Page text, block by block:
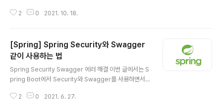
것이고, Build..
방법에 대해서는 다루지 않을 것이라 혹시 알고 싶다면 여
arter-aws:2.0.1.RELEASE") Spring boot는 gradle
기반으로 사용할 것이기 때문에 위의 의존성을 build.gra
dle에 추가하겠습니다. @Service class S3Service(
private val s3Client: AmazonS3Client ) { @Value
("\${cloud.a..
2 0 2021. 10. 18.
[Spring] Spring Security와 Swagger
같이 사용하는 법
Spring Security Swagger 에러 해결 이번 글에서는 S
pring Boot에서 Security와 Swagger를 사용하면서
로젝트를 진행하면서 특정 URI로 시작하는 것이 아니라면
2 0 2021. 6. 27.